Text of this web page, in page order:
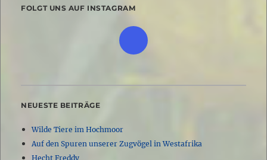
FOLGT UNS AUF INSTAGRAM
NEUESTE BEITRÄGE
Wilde Tiere im Hochmoor
Auf den Spuren unserer Zugvögel in Westafrika
Hecht Freddy